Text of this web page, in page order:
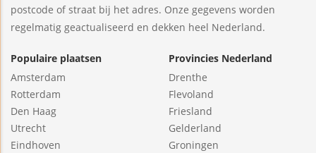
postcode of straat bij het adres. Onze gegevens worden
regelmatig geactualiseerd en dekken heel Nederland.
Populaire plaatsen
Amsterdam
Rotterdam
Den Haag
Utrecht
Eindhoven
Provincies Nederland
Drenthe
Flevoland
Friesland
Gelderland
Groningen